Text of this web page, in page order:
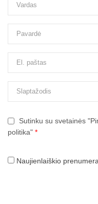
Sutinku su svetainės
politika" *
Naujienlaiškio